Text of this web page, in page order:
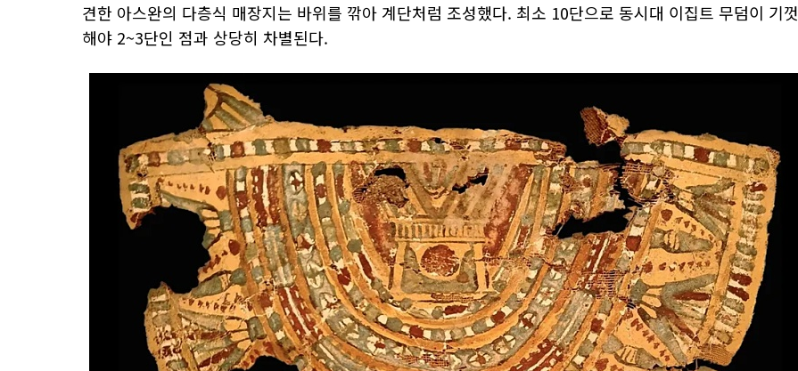
견한 아스완의 다층식 매장지는 바위를 깎아 계단처럼 조성했다. 최소 10단으로 동시대 이집트 무덤이 기껏
해야 2~3단인 점과 상당히 차별된다.